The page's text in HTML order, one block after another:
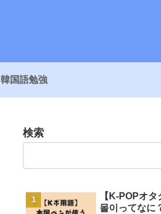
韓国語勉強
検索
【K-POPオ
몰이ってなに